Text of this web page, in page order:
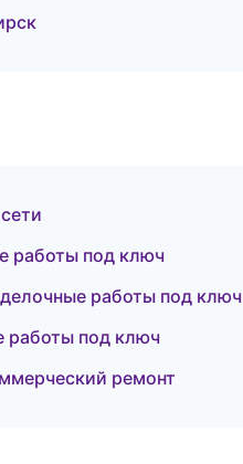
работы под ключ
работы под ключ
работы под ключ
ремонт